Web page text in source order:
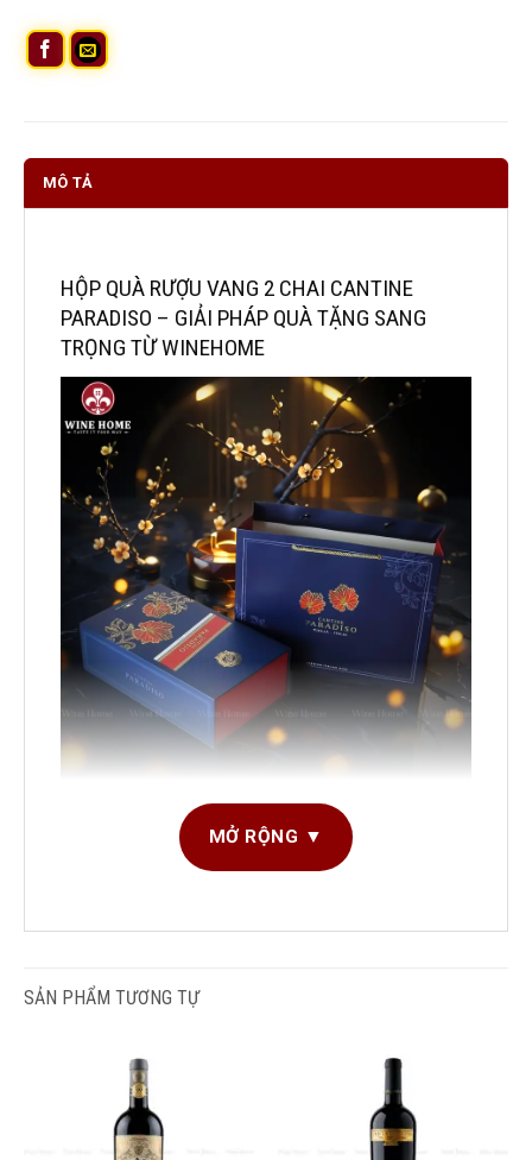
MÔ TẢ
HỘP QUÀ RƯỢU VANG 2 CHAI CANTINE
PARADISO – GIẢI PHÁP QUÀ TẶNG SANG
TRỌNG TỪ WINEHOME
Hộp Quà Rượu Vang 2 Chai Cantine Paradiso
cấp tại Việt Nam chứng kiến sự dịch chuyển rõ rệt
pháp quà tặng mang giá trị trải nghiệm và biểu
tượng tinh tế
hộp quà rượu vang
nhập khẩunổi lên như một lựa chọn được ưa
chuộng hàng đầu trong các dịp lễ Tết, tri ân đối
MỞ RỘNG ▼
SẢN PHẨM TƯƠNG TỰ